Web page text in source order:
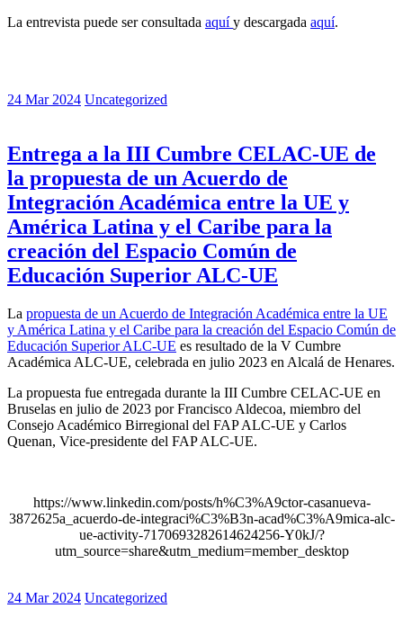
La entrevista puede ser consultada aquíy descargada aquí.
24 Mar 2024 Uncategorized
Entrega a la III Cumbre CELAC-UE de
la propuesta de un Acuerdo de
Integración Académica entre la UE y
América Latina y el Caribe para la
creación del Espacio Común de
Educación Superior ALC-UE
La propuesta de un Acuerdo de Integración Académica entre la UE
y América Latina y el Caribe para la creación del Espacio Común de
Educación Superior ALC-UE es resultado de la V Cumbre
Académica ALC-UE, celebrada en julio 2023 en Alcalá de Henares.
La propuesta fue entregada durante la III Cumbre CELAC-UE en
Bruselas en julio de 2023 por Francisco Aldecoa, miembro del
Consejo Académico Birregional del FAP ALC-UE y Carlos
Quenan, Vice-presidente del FAP ALC-UE.
https://www.linkedin.com/posts/h%C3%A9ctor-casanueva-
3872625a_acuerdo-de-integraci%C3%B3n-acad%C3%A9mica-alc-
ue-activity-7170693282614624256-Y0kJ/?
utm_source=share&utm_medium=member_desktop
24 Mar 2024 Uncategorized